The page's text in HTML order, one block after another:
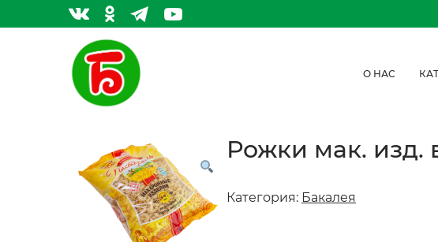
О НАС
Рожки мак. изд.
Категория: Бакалея